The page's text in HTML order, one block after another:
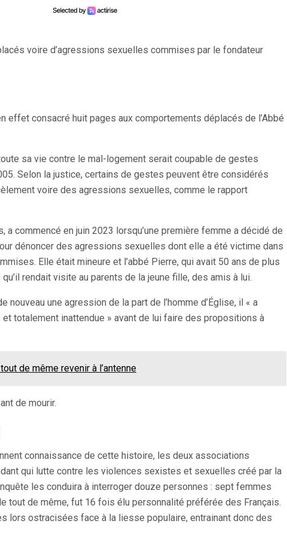
voire d’agressions sexuelles commises par le fondateur
effet consacré huit pages aux comportements déplacés de l’Abbé
sa vie contre le mal-logement serait coupable de gestes
Selon la justice, certains de gestes peuvent être considérés
voire des agressions sexuelles, comme le rapport
commencé en juin 2023 lorsqu’une première femme a décidé de
dénoncer des agressions sexuelles dont elle a été victime dans
Elle était mineure et l’abbé Pierre, qui avait 50 ans de plus
rendait visite au parents de la jeune fille, des amis à lui.
une agression de la part de l’homme d’Église, il « a
totalement inattendue » avant de lui faire des propositions à
de même revenir à l’antenne
de mourir.
connaissance de cette histoire, les deux associations
qui lutte contre les violences sexistes et sexuelles créé par la
les conduira à interroger douze personnes : sept femmes
tout de même, fut 16 fois élu personnalité préférée des Français.
lors ostracisées face à la liesse populaire, entrainant donc des